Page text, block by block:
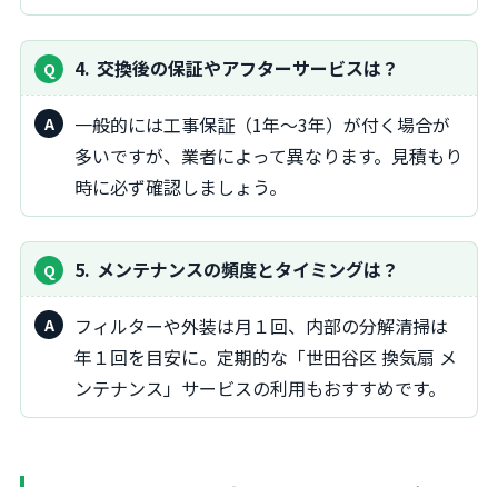
4 交換後の保証やアフターサービスは？
一般的には工事保証（1年～3年）が付く場合が
多いですが、業者によって異なります。見積もり
時に必ず確認しましょう。
5 メンテナンスの頻度とタイミングは？
フィルターや外装は月１回、内部の分解清掃は
年１回を目安に。定期的な「世田谷区 換気扇 メ
ンテナンス」サービスの利用もおすすめです。